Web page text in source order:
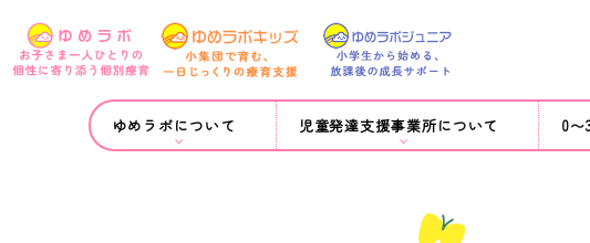
ゆめラボについて 児童発達支援事業所について 0〜